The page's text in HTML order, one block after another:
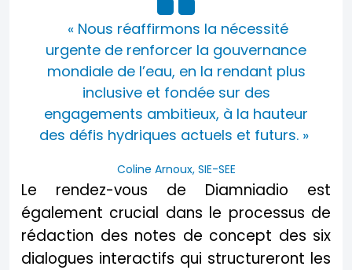
« Nous réaffirmons la nécessité
urgente de renforcer la gouvernance
mondiale de l’eau, en la rendant plus
inclusive et fondée sur des
engagements ambitieux, à la hauteur
des défis hydriques actuels et futurs. »
Coline Arnoux, SIE-SEE
Le rendez-vous de Diamniadio est
également crucial dans le processus de
rédaction des notes de concept des six
dialogues interactifs qui structureront les